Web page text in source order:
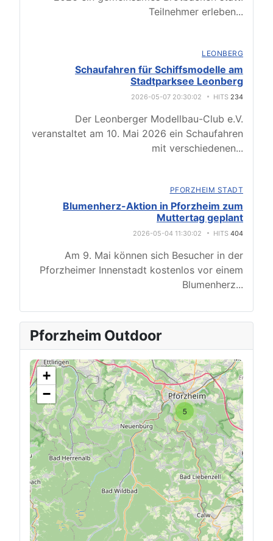
Teilnehmer erleben...
LEONBERG
Schaufahren für Schiffsmodelle am
Stadtparksee Leonberg
2026-05-07 20:30:02 HITS 234
Der Leonberger Modellbau-Club e.V.
veranstaltet am 10. Mai 2026 ein Schaufahren
mit verschiedenen...
PFORZHEIM STADT
Blumenherz-Aktion in Pforzheim zum
Muttertag geplant
2026-05-04 11:30:02 HITS 404
Am 9. Mai können sich Besucher in der
Pforzheimer Innenstadt kostenlos vor einem
Blumenherz...
Pforzheim Outdoor
5
+
−